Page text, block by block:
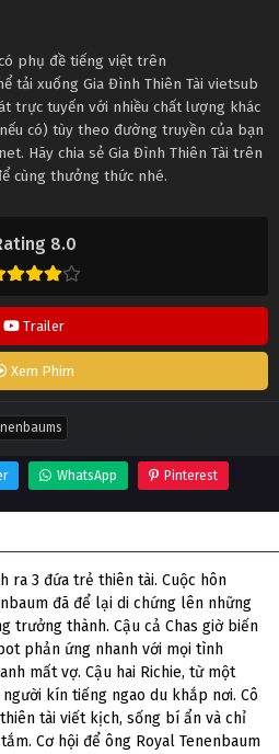
8.0
Trailer
Xem Phim
phụ đề tiếng việt trên
tải xuống Gia Đình Thiên Tài vietsub
trực tuyến với nhiều chất lượng khác
có) tùy theo đường truyền của bạn
Hãy chia sẻ Gia Đình Thiên Tài trên
cùng thưởng thức nhé.
WhatsApp Pinterest
ra 3 đứa trẻ thiên tài. Cuộc hôn
đã để lại di chứng lên những
trưởng thành. Cậu cả Chas giờ biến
phản ứng nhanh với mọi tình
mất vợ. Cậu hai Richie, từ một
kín tiếng ngao du khắp nơi. Cô
tài viết kịch, sống bí ẩn và chỉ
Cơ hội để ông Royal Tenenbaum